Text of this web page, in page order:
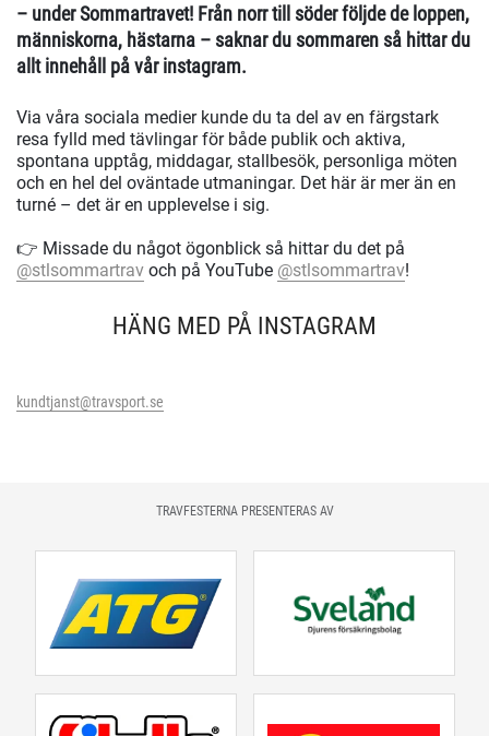
– under Sommartravet! Från norr till söder följde de loppen,
människorna, hästarna – saknar du sommaren så hittar du
allt innehåll på vår instagram.
Via våra sociala medier kunde du ta del av en färgstark
resa fylld med tävlingar för både publik och aktiva,
spontana upptåg, middagar, stallbesök, personliga möten
och en hel del oväntade utmaningar. Det här är mer än en
turné – det är en upplevelse i sig.
👉 Missade du något ögonblick så hittar du det på
@stlsommartrav och på YouTube @stlsommartrav!
HÄNG MED PÅ INSTAGRAM
kundtjanst@travsport.se
TRAVFESTERNA PRESENTERAS AV